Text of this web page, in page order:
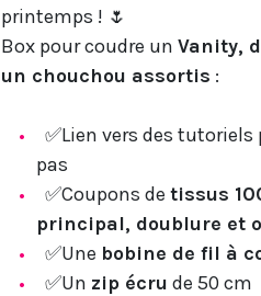
printemps ! 🌷
Box pour coudre un Vanity,
un chouchou assortis :
✅Lien vers des
pas
✅Coupons de tissus
principal, doublure et
✅Une bobine de fil à
✅Un zip écru de 50 cm